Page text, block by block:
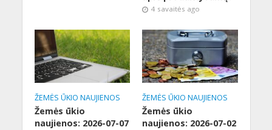
4 savaitės ago
ŽEMĖS ŪKIO NAUJIENOS
Žemės ūkio
naujienos: 2026-07-07
ŽEMĖS ŪKIO NAUJIENOS
Žemės ūkio
naujienos: 2026-07-02